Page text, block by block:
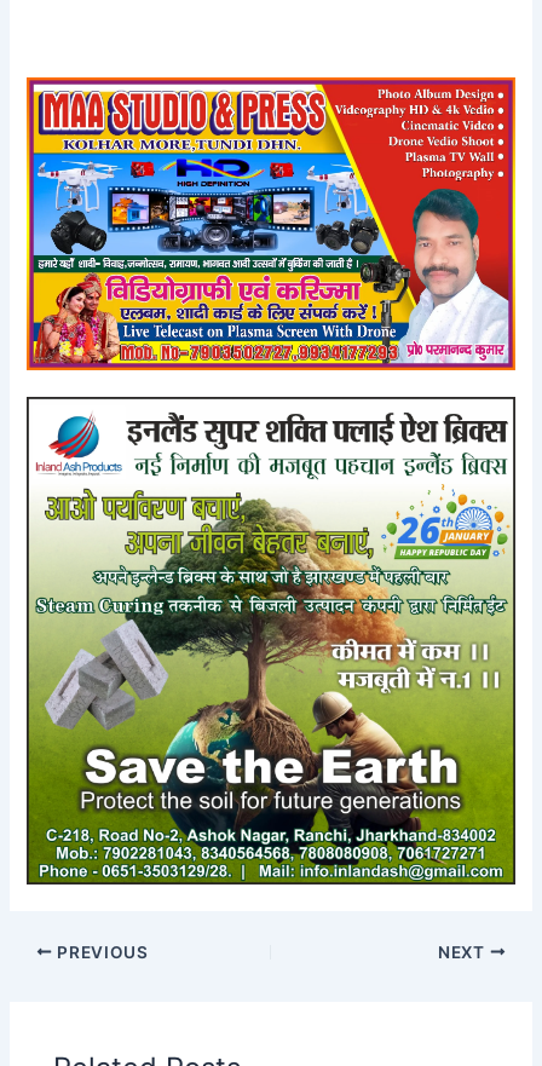
PREVIOUS NEXT